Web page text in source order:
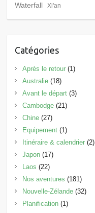
Waterfall Xi'an
Catégories
Après le retour(1)
Australie(18)
Avant le départ(3)
Cambodge(21)
Chine(27)
Equipement(1)
Itinéraire & calendrier(2)
Japon(17)
Laos (22)
Nos aventures (181)
Nouvelle-Zélande(32)
Planification(1)